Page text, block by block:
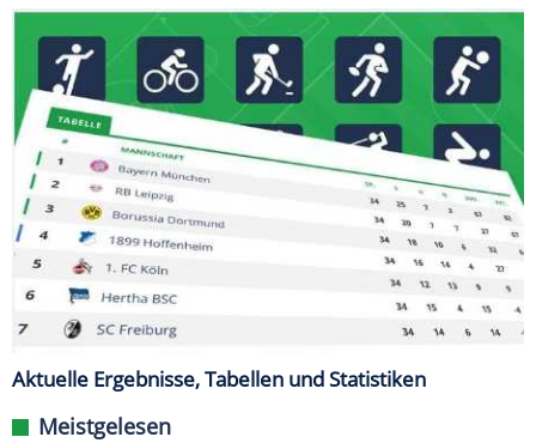
Aktuelle Ergebnisse, Tabellen und Statistiken
Meistgelesen